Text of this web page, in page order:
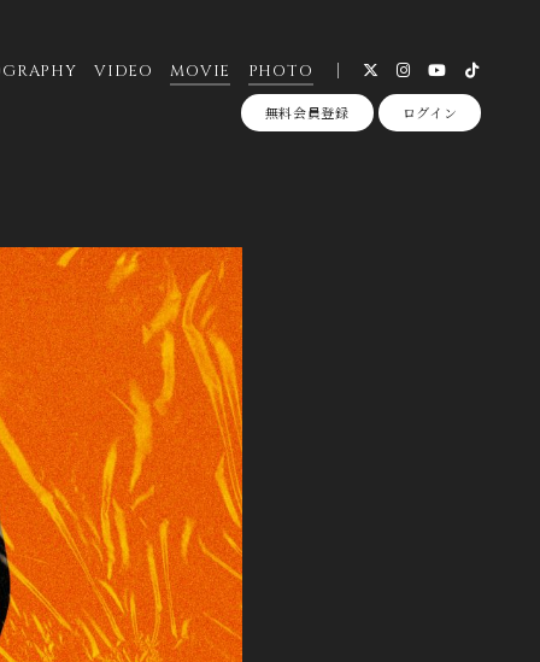
VIDEO MOVIE PHOTO
無料会員登録 ログイン